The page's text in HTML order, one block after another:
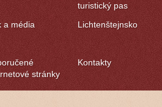
turistický pas
a média Lichtenštejnsko
stránky
Kontakty